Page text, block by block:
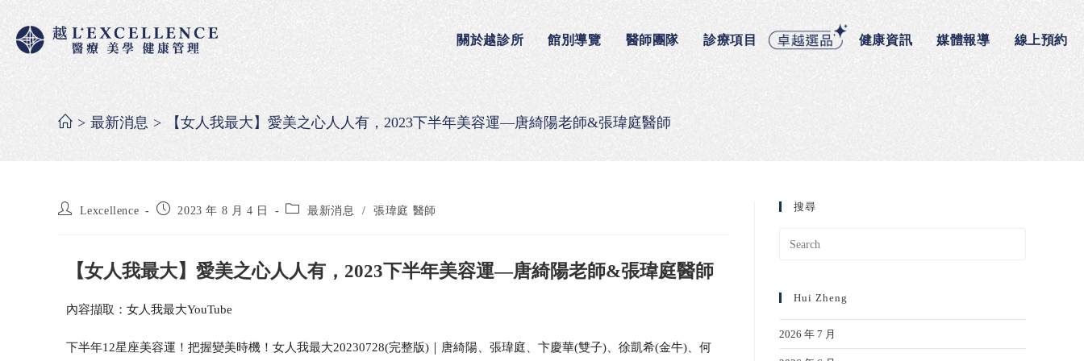
關於越診所 館別導覽 醫師團隊 診療項目 健康資訊 媒體報導 線上預約
> 最新消息 > 【女人我最大】愛美之心人人有，2023下半年美容運—唐綺陽老師&張瑋庭醫師
Lexcellence 2023 年 8 月 4 日 最新消息 / 張瑋庭 醫師
【女人我最大】愛美之心人人有，2023下半年美容運—唐綺陽老師&張瑋庭醫師
內容擷取：女人我最大YouTube
下半年12星座美容運！把握變美時機！女人我最大20230728(完整版)｜唐綺陽、張瑋庭、卞慶華(雙子)、徐凱希(金牛)、何
搜尋
Hui Zheng
2026 年 7 月